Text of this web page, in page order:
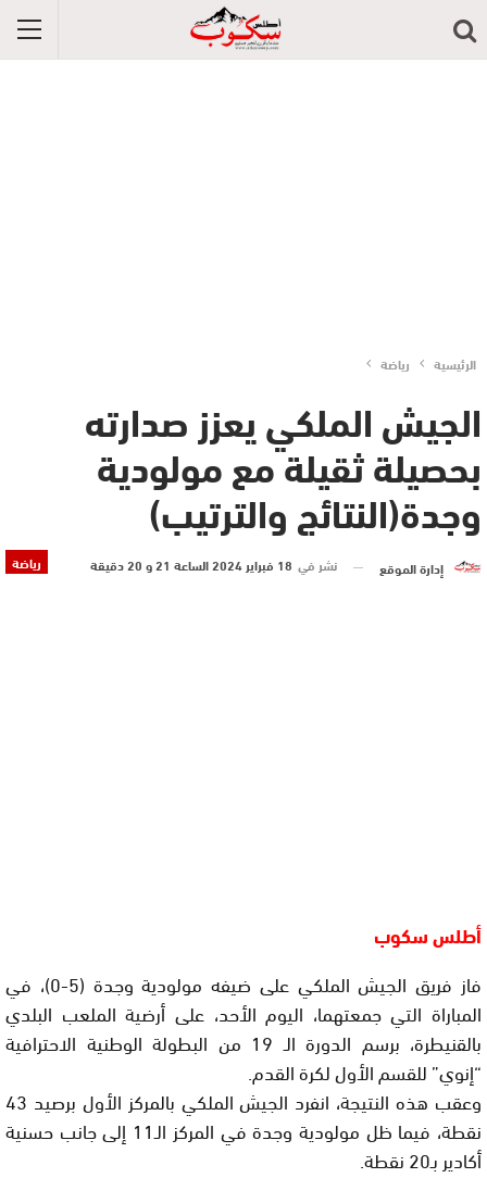
الرئيسية رياضة
الجيش الملكي يعزز صدارته
بحصيلة ثقيلة مع مولودية
وجدة(النتائج والترتيب)
رياضة إدارة الموقع نشر في 18 فبراير 2024 الساعة 21 و 20 دقيقة
أطلس سكوب
فاز فريق الجيش الملكي على ضيفه مولودية وجدة (5-0)، في
المباراة التي جمعتهما، اليوم الأحد، على أرضية الملعب البلدي
بالقنيطرة، برسم الدورة الـ 19 من البطولة الوطنية الاحترافية
“إنوي” للقسم الأول لكرة القدم.
وعقب هذه النتيجة، انفرد الجيش الملكي بالمركز الأول برصيد 43
نقطة، فيما ظل مولودية وجدة في المركز الـ11 إلى جانب حسنية
أكادير بـ20 نقطة.